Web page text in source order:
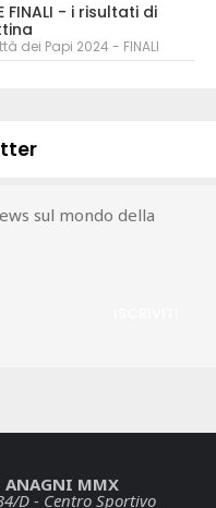
FINALI - i risultati di
dei Papi 2024 - FINALI
sul mondo della
ANAGNI MMX
D - Centro Sportivo